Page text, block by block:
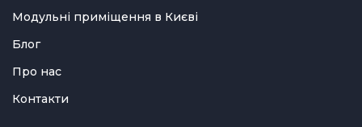
Модульні приміщення в Києві
Блог
Про нас
Контакти